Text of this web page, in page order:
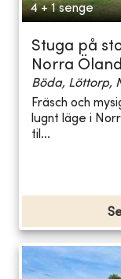
4 + 1 senge
Stuga på
Norra Öland
Böda, Löttorp,
Fräsch och
lugnt läge i
til...